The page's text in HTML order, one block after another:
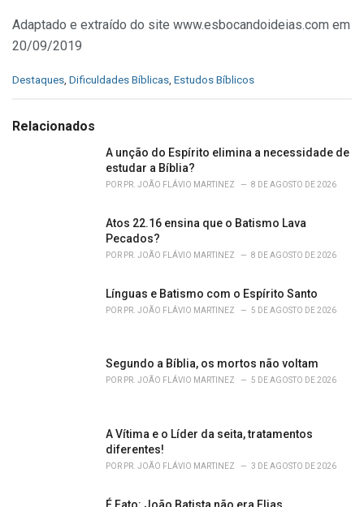
Adaptado e extraído do site www.esbocandoideias.com em
20/09/2019
C
e
Destaques, Dificuldades Bíblicas, Estudos Bíblicos
Relacionados
A unção do Espírito elimina a necessidade de
estudar a Bíblia?
POR PR. JOÃO FLÁVIO MARTINEZ 8 DE AGOSTO DE 2026
Atos 22.16 ensina que o Batismo Lava
Pecados?
POR PR. JOÃO FLÁVIO MARTINEZ 8 DE AGOSTO DE 2026
Línguas e Batismo com o Espírito Santo
POR PR. JOÃO FLÁVIO MARTINEZ 5 DE AGOSTO DE 2026
Segundo a Bíblia, os mortos não voltam
POR PR. JOÃO FLÁVIO MARTINEZ 5 DE AGOSTO DE 2026
A Vítima e o Líder da seita, tratamentos
diferentes!
POR PR. JOÃO FLÁVIO MARTINEZ 3 DE AGOSTO DE 2026
É Fato: João Batista não era Elias